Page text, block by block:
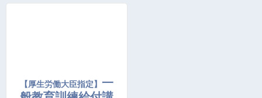
【厚生労働大臣指定】 一